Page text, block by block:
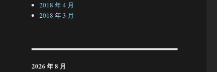
2018 年 4 月
2018 年 3 月
2026 年 8 月